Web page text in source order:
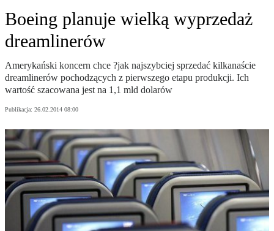
Boeing planuje wielką wyprzedaż
dreamlinerów
Amerykański koncern chce ?jak najszybciej sprzedać kilkanaście
dreamlinerów pochodzących z pierwszego etapu produkcji. Ich
wartość szacowana jest na 1,1 mld dolarów
Publikacja: 26.02.2014 08:00